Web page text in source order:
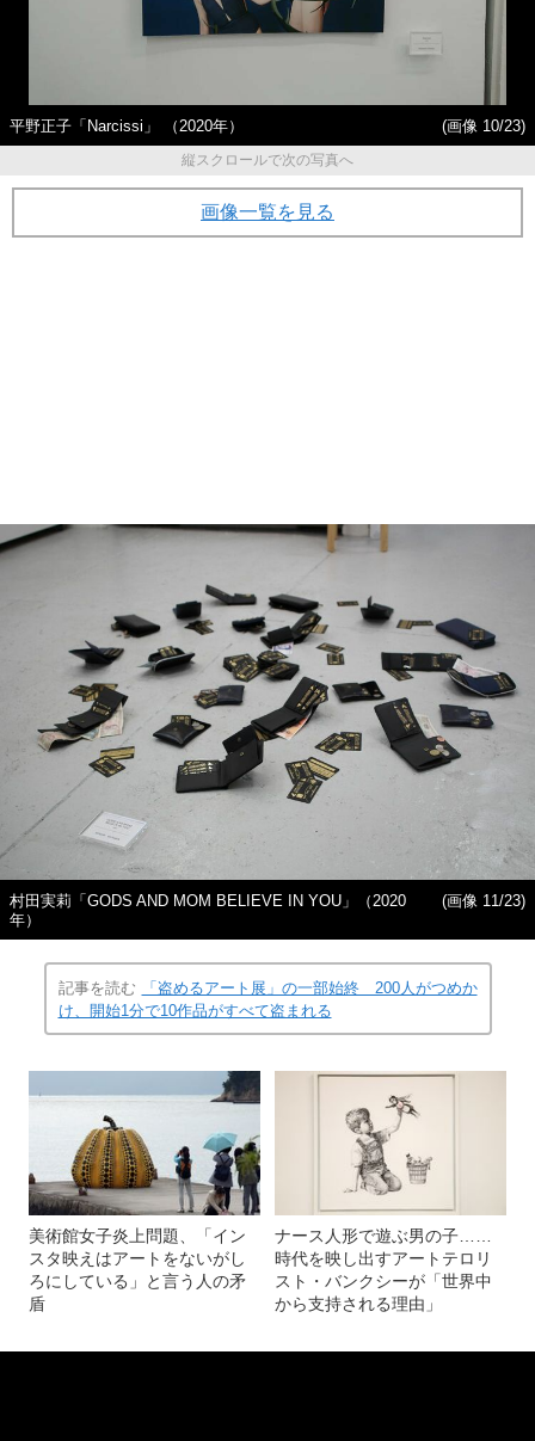
平野正子「Narcissi」 （2020年）
(画像 10/23)
縦スクロールで次の写真へ
画像一覧を見る
村田実莉「GODS AND MOM BELIEVE IN YOU」（2020
年）
(画像 11/23)
記事を読む
「盗めるアート展」の一部始終 200人がつめか
け、開始1分で10作品がすべて盗まれる
美術館女子炎上問題、「イン
スタ映えはアートをないがし
ろにしている」と言う人の矛
盾
ナース人形で遊ぶ男の子……
時代を映し出すアートテロリ
スト・バンクシーが「世界中
から支持される理由」